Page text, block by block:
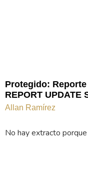
Protegido: Reporte
REPORT UPDATE
Allan Ramírez
No hay extracto